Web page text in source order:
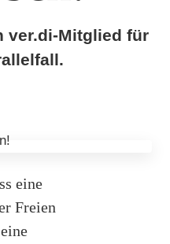
ver.di-Mitglied für
eine
Freien